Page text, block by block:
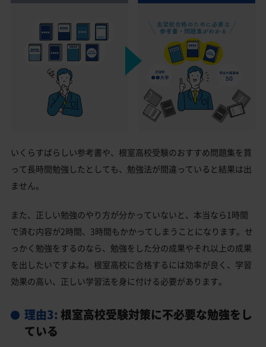
いくらすばらしい参考書や、根室高校受験のおすすめ問題集を買
って長時間勉強したとしても、勉強法が間違っていると結果は出
ません。
また、正しい勉強のやり方が分かっていないと、本当なら1時間
で済む内容が2時間、3時間もかかってしまうことになります。せ
っかく勉強をするのなら、勉強をした分の成果やそれ以上の成果
を出したいですよね。根室高校に合格するには効率が良く、学習
効果の高い、正しい学習法を身に付ける必要があります。
理由3: 根室高校受験対策に不必要な勉強をし
ている